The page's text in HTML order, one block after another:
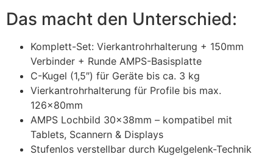
Das macht den Unterschied:
Komplett-Set: Vierkantrohrhalterung + 150mm
Verbinder + Runde AMPS-Basisplatte
C-Kugel (1,5″) für Geräte bis ca. 3 kg
Vierkantrohrhalterung für Profile bis max.
126x80mm
AMPS Lochbild 30x38mm – kompatibel mit
Tablets, Scannern & Displays
Stufenlos verstellbar durch Kugelgelenk-Technik